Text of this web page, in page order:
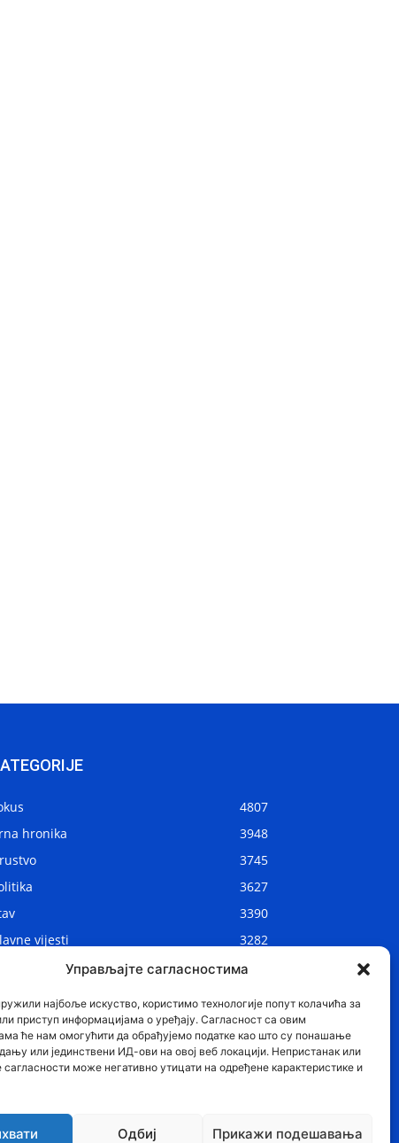
Управљајте сагласностима
најбоље искуство, користимо технологије попут колачића за
приступ информацијама о уређају. Сагласност са овим
ће нам омогућити да обрађујемо податке као што су понашање
или јединствени ИД-ови на овој веб локацији. Непристанак или
може негативно утицати на одређене карактеристике и
Одбиј Прикажи подешавања
4807
hronika
3948
3745
3627
3390
vijesti
3282
vijesti
2906